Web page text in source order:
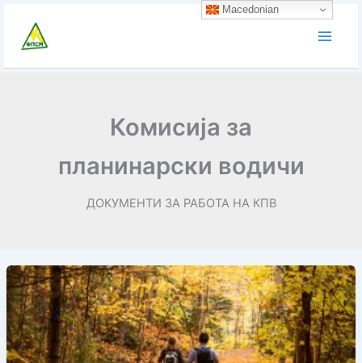
content
Комисија за
планинарски водичи
ДОКУМЕНТИ ЗА РАБОТА НА КПВ
Macedonian